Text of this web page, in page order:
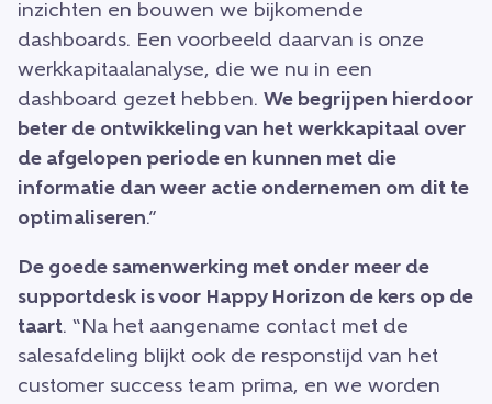
inzichten en bouwen we bijkomende
dashboards. Een voorbeeld daarvan is onze
werkkapitaalanalyse, die we nu in een
dashboard gezet hebben. We begrijpen hierdoor
beter de ontwikkeling van het werkkapitaal over
de afgelopen periode en kunnen met die
informatie dan weer actie ondernemen om dit te
optimaliseren.”
De goede samenwerking met onder meer de
supportdesk is voor Happy Horizon de kers op de
taart. “Na het aangename contact met de
salesafdeling blijkt ook de responstijd van het
customer success team prima, en we worden